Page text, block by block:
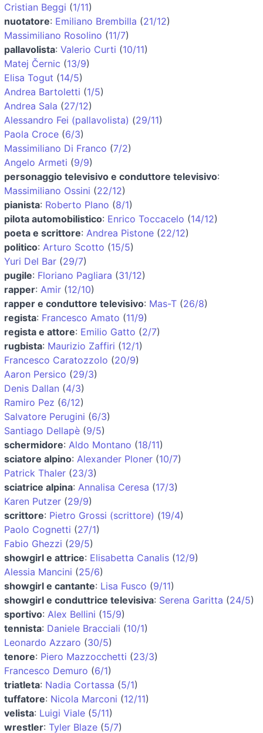
Cristian Beggi (1/11)
nuotatore: Emiliano Brembilla (21/12)
Massimiliano Rosolino (11/7)
pallavolista: Valerio Curti (10/11)
Matej Černic (13/9)
Elisa Togut (14/5)
Andrea Bartoletti (1/5)
Andrea Sala (27/12)
Alessandro Fei (pallavolista) (29/11)
Paola Croce (6/3)
Massimiliano Di Franco (7/2)
Angelo Armeti (9/9)
personaggio televisivo e conduttore televisivo:
Massimiliano Ossini (22/12)
pianista: Roberto Plano (8/1)
pilota automobilistico: Enrico Toccacelo (14/12)
poeta e scrittore: Andrea Pistone (22/12)
politico: Arturo Scotto (15/5)
Yuri Del Bar (29/7)
pugile: Floriano Pagliara (31/12)
rapper: Amir (12/10)
rapper e conduttore televisivo: Mas-T (26/8)
regista: Francesco Amato (11/9)
regista e attore: Emilio Gatto (2/7)
rugbista: Maurizio Zaffiri (12/1)
Francesco Caratozzolo (20/9)
Aaron Persico (29/3)
Denis Dallan (4/3)
Ramiro Pez (6/12)
Salvatore Perugini (6/3)
Santiago Dellapè (9/5)
schermidore: Aldo Montano (18/11)
sciatore alpino: Alexander Ploner (10/7)
Patrick Thaler (23/3)
sciatrice alpina: Annalisa Ceresa (17/3)
Karen Putzer (29/9)
scrittore: Pietro Grossi (scrittore) (19/4)
Paolo Cognetti (27/1)
Fabio Ghezzi (29/5)
showgirl e attrice: Elisabetta Canalis (12/9)
Alessia Mancini (25/6)
showgirl e cantante: Lisa Fusco (9/11)
showgirl e conduttrice televisiva: Serena Garitta (24/5)
sportivo: Alex Bellini (15/9)
tennista: Daniele Bracciali (10/1)
Leonardo Azzaro (30/5)
tenore: Piero Mazzocchetti (23/3)
Francesco Demuro (6/1)
triatleta: Nadia Cortassa (5/1)
tuffatore: Nicola Marconi (12/11)
velista: Luigi Viale (5/11)
wrestler: Tyler Blaze (5/7)